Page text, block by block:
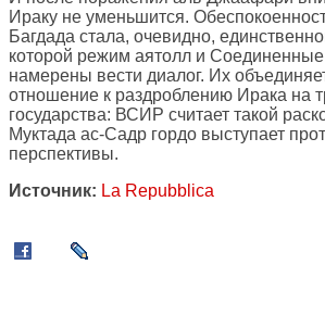
Ираку не уменьшится.
Багдада стала, очевидно,
которой режим аятолл и
намерены вести диалог. Их
отношение к раздроблению Ирака на
государства: ВСИР считает такой
Муктада ас-Садр гордо выступает
перспективы.
Источник: La Repubblica